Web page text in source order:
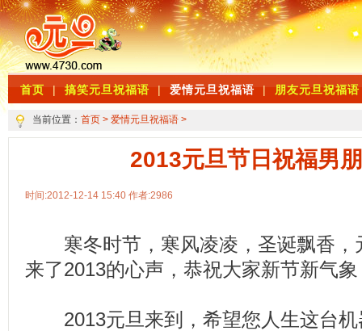
首页 | 搞笑元旦祝福语 | 爱情元旦祝福语 | 朋友元旦祝福语
当前位置： 首页 > 爱情元旦祝福语 >
2013元旦节日祝福男
时间:2012-12-14 15:40 作者:2986
寒冬时节，寒风凌凌，圣诞飘香，
来了2013的心声，恭祝大家新节新气
2013元旦来到，希望您人生这台机